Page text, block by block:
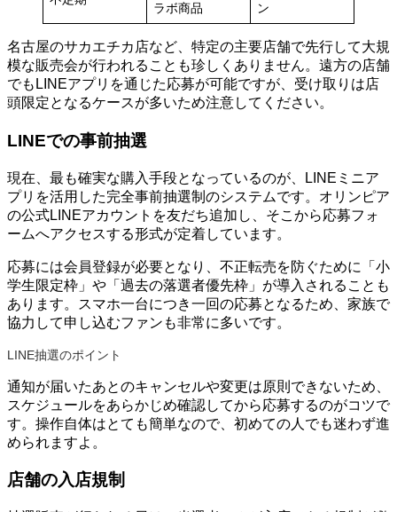
ラボ商品
ン
名古屋のサカエチカ店など、特定の主要店舗で先行して大規
模な販売会が行われることも珍しくありません。遠方の店舗
でもLINEアプリを通じた応募が可能ですが、受け取りは店
頭限定となるケースが多いため注意してください。
LINEでの事前抽選
現在、最も確実な購入手段となっているのが、LINEミニア
プリを活用した完全事前抽選制のシステムです。オリンピア
の公式LINEアカウントを友だち追加し、そこから応募フォ
ームへアクセスする形式が定着しています。
応募には会員登録が必要となり、不正転売を防ぐために「小
学生限定枠」や「過去の落選者優先枠」が導入されることも
あります。スマホ一台につき一回の応募となるため、家族で
協力して申し込むファンも非常に多いです。
LINE抽選のポイント
通知が届いたあとのキャンセルや変更は原則できないため、
スケジュールをあらかじめ確認してから応募するのがコツで
す。操作自体はとても簡単なので、初めての人でも迷わず進
められますよ。
店舗の入店規制